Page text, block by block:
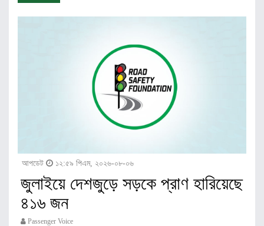
আপডেট ১২:৫৯ পিএম, ২০২৬-০৮-০৬
জুলাইয়ে দেশজুড়ে সড়কে প্রাণ হারিয়েছে
৪১৬ জন
Passenger Voice